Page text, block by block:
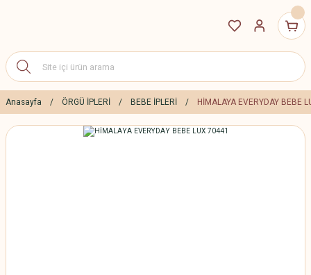
Anasayfa ÖRGÜ İPLERİ BEBE İPLERİ HİMALAYA EVERYDAY BEBE